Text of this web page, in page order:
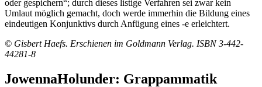
oder gespichern“; durch dieses listige Verfahren sei zwar kein
Umlaut möglich gemacht, doch werde immerhin die Bildung eines
eindeutigen Konjunktivs durch Anfügung eines -e erleichtert.
© Gisbert Haefs. Erschienen im Goldmann Verlag. ISBN 3-442-
44281-8
JowennaHolunder: Grappammatik